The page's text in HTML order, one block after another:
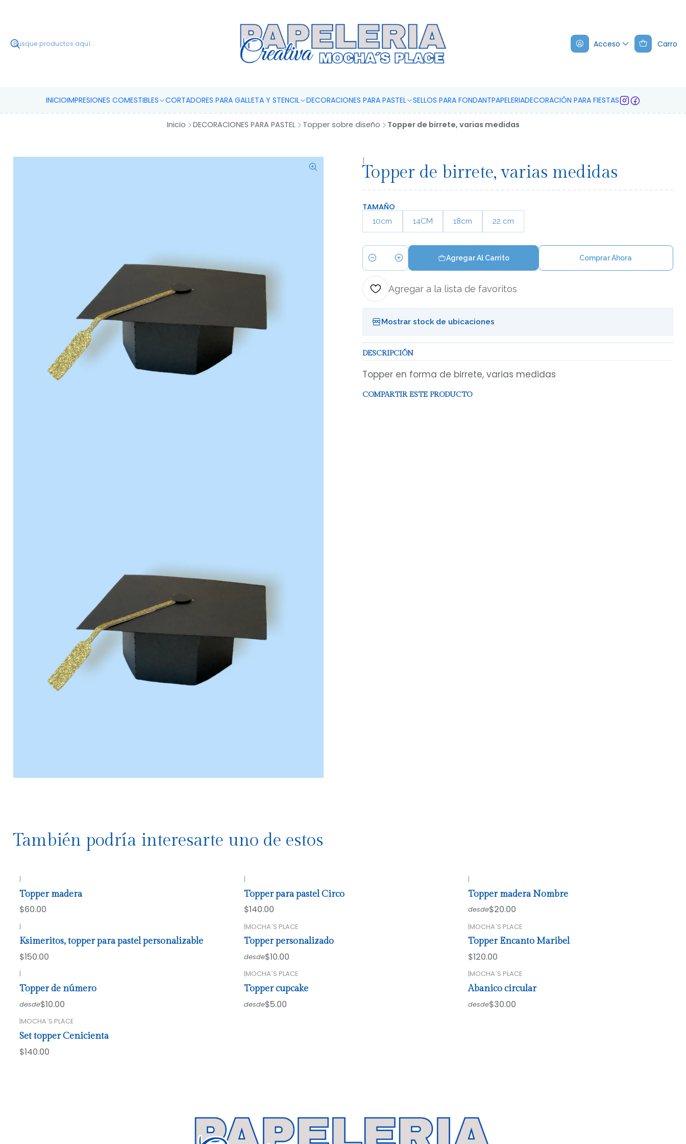
Acceso Carro
INICIOIMPRESIONES COMESTIBLES CORTADORES PARA GALLETA Y STENCIL DECORACIONES PARA PASTEL SELLOS PARA FONDANTPAPELERIADECORACIÓN PARA FIESTAS
Inicio DECORACIONES PARA PASTEL Topper sobre diseño Topper de birrete, varias medidas
|
Topper de birrete, varias medidas
TAMAÑO
10cm 14CM 18cm 22 cm
Cantidad
Agregar Al Carrito Comprar Ahora
Agregar a la lista de favoritos
Mostrar stock de ubicaciones
DESCRIPCIÓN
Topper en forma de birrete, varias medidas
COMPARTIR ESTE PRODUCTO
También podría interesarte uno de estos
|
Topper madera
$60.00
|
Topper para pastel Circo
$140.00
|
Topper madera Nombre
desde$20.00
|
Ksimeritos, topper para pastel personalizable
$150.00
|MOCHA´S PLACE
Topper personalizado
desde$10.00
|MOCHA´S PLACE
Topper Encanto Maribel
$120.00
|
Topper de número
desde$10.00
|MOCHA´S PLACE
Topper cupcake
desde$5.00
|MOCHA´S PLACE
Abanico circular
desde$30.00
|MOCHA´S PLACE
Set topper Cenicienta
$140.00